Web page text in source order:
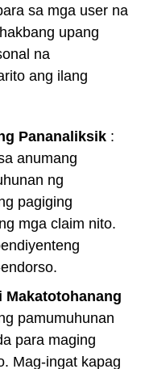
sa mga user na
upang
na
ang ilang
Pananaliksik :
anumang
ng
pagiging
mga claim nito.
Makatotohanang
pamumuhunan
para maging
Mag-ingat kapag